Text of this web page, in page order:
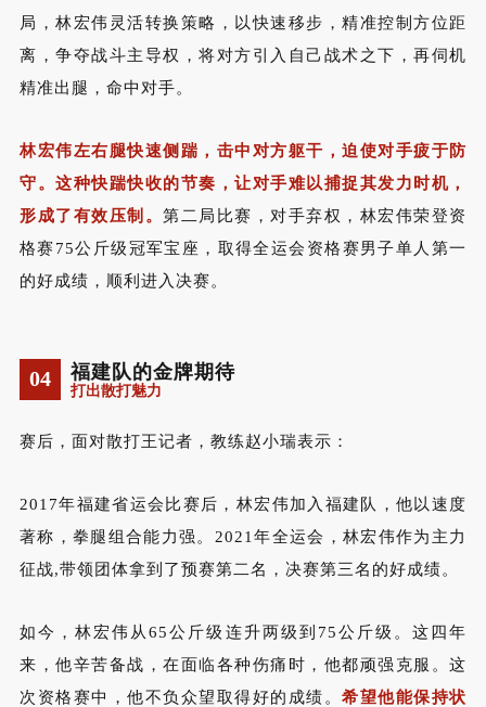
局，林宏伟灵活转换策略，以快速移步，精准控制方位距
离，争夺战斗主导权，将对方引入自己 战术之下 ，再伺机
精准出腿，命中对手。
林宏伟左右腿快速侧踹，击中对方躯干，迫使对手疲于防
守。这种快踹快收的节奏，让对手难以捕捉其发力时机，
形成了有效压制。 第二局比赛，对手弃权，林宏伟荣登资
格赛75公斤级冠军宝座，取得全运会资格赛男子单人第一
的好成绩，顺利进入决赛。
04 福建队的金牌期待
打出散打魅力
赛后，面对散打王记者，教练赵小瑞表示：
2017年福建省运会比赛后，林宏伟加入福建队，他以速度
著称，拳腿组合能力强。 2021 年全运会，林宏伟作为主力
征战,带领团体拿到了预赛第二名，决赛第三名的好成绩。
如今，林宏伟从65公斤级连升两级到 75公斤级。这 四年
来，他辛苦备战，在面临各种伤痛时，他都顽强克服。这
次资格赛中，他不负众望取得好的成绩。 希望他能保持状